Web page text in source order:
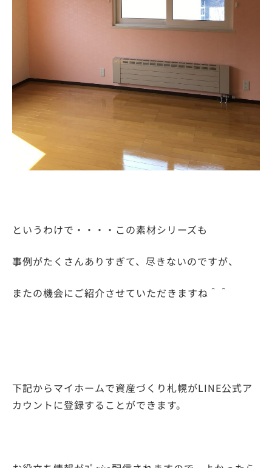
というわけで・・・・この素材シリーズも
事例がたくさんありすぎて、尽きないのですが、
またの機会にご紹介させていただきますね＾＾
下記からマイホームで資産づくり札幌がLINE公式ア
カウントに登録することができます。